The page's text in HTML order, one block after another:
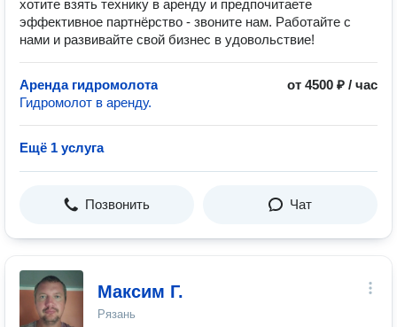
хотите взять технику в аренду и предпочитаете
эффективное партнёрство - звоните нам. Работайте с
нами и развивайте свой бизнес в удовольствие!
Аренда гидромолота
от 4500 ₽ / час
Гидромолот в аренду.
Ещё 1 услуга
Позвонить Чат
Максим Г.
Рязань